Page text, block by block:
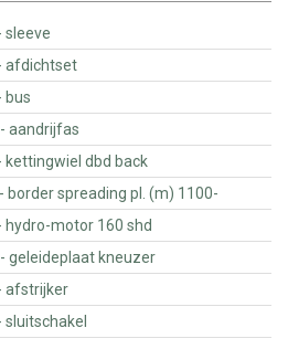
Kverneland - VF16614899 - sleeve
Kverneland - VF06247554 - afdichtset
Kverneland - VF06589984 - bus
Kverneland - VNB2660102 - aandrijfas
Kverneland - VF16671844 - kettingwiel dbd back
Kverneland - VN79770487 - border spreading pl. (m) 1100-
Kverneland - VF16633838 - hydro-motor 160 shd
Kverneland - VGKD0062K0 - geleideplaat kneuzer
Kverneland - VF16519637 - afstrijker
Kverneland - VF16671845 - sluitschakel